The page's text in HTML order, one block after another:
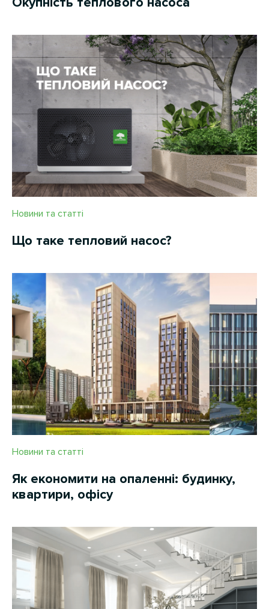
Новини та статті
Що таке тепловий насос?
Новини та статті
Як економити на опаленні: будинку,
квартири, офісу